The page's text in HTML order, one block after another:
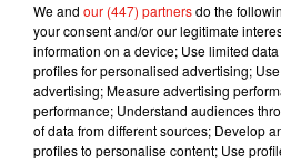
santé vendredi, la Polynésie
de Covid depuis la réouverture
déplore 10 décès.
(Avec AFP)
We and our (447) partnersdo the
your consent and/or our legitimate
information on a device; Use limited
profiles for personalised advertising;
advertising; Measure advertising
performance; Understand audiences
of data from different sources; Develop
profiles to personalise content; Use